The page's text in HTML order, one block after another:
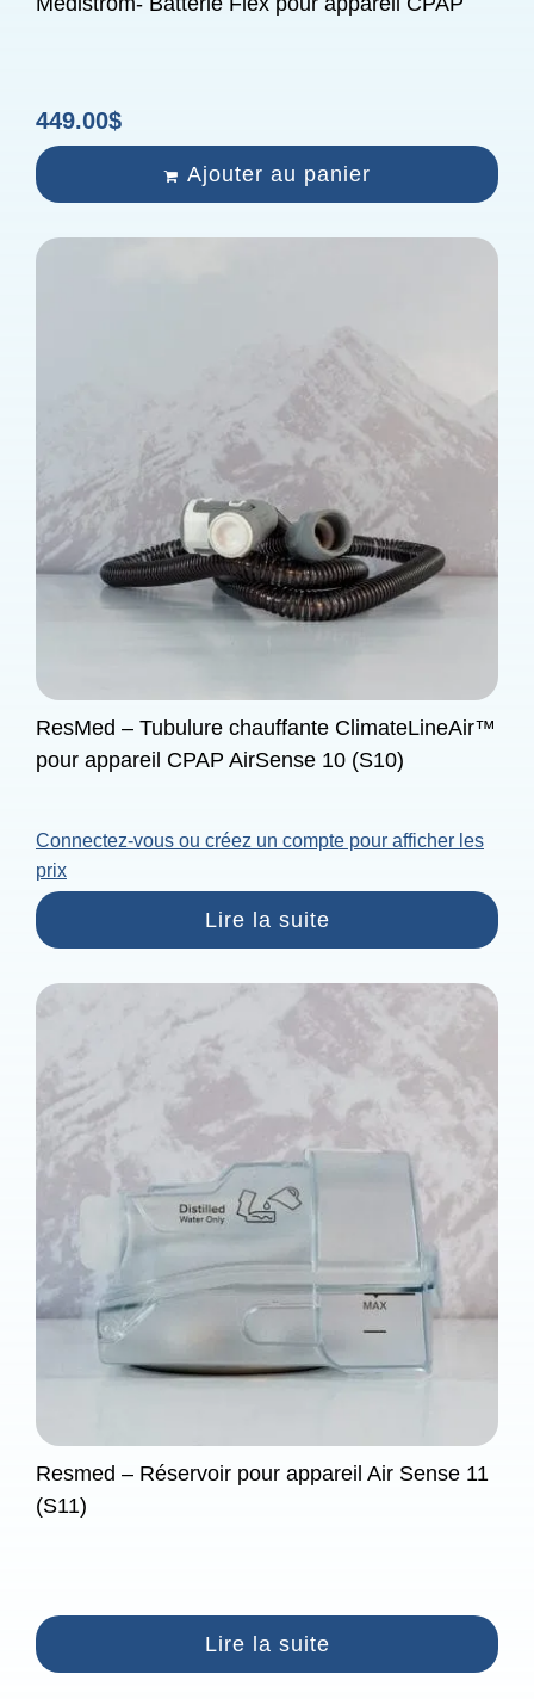
449.00$
Ajouter au panier
ResMed – Tubulure chauffante ClimateLineAir™
pour appareil CPAP AirSense 10 (S10)
Connectez-vous ou créez un compte pour afficher les
prix
Lire la suite
Resmed – Réservoir pour appareil Air Sense 11
(S11)
Lire la suite